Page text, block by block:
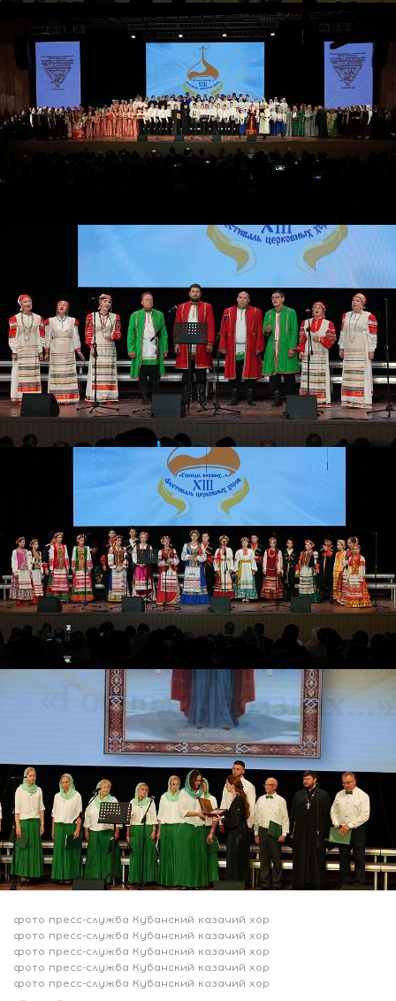
фото пресс-служба Кубанский казачий хор
фото пресс-служба Кубанский казачий хор
фото пресс-служба Кубанский казачий хор
фото пресс-служба Кубанский казачий хор
фото пресс-служба Кубанский казачий хор